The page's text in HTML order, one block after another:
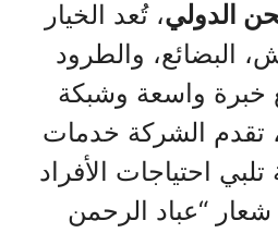
الدولي، تُعد الخيار
البضائع، والطرود
خبرة واسعة وشبكة
تقدم الشركة خدمات
احتياجات الأفراد
“عباد الرحمن